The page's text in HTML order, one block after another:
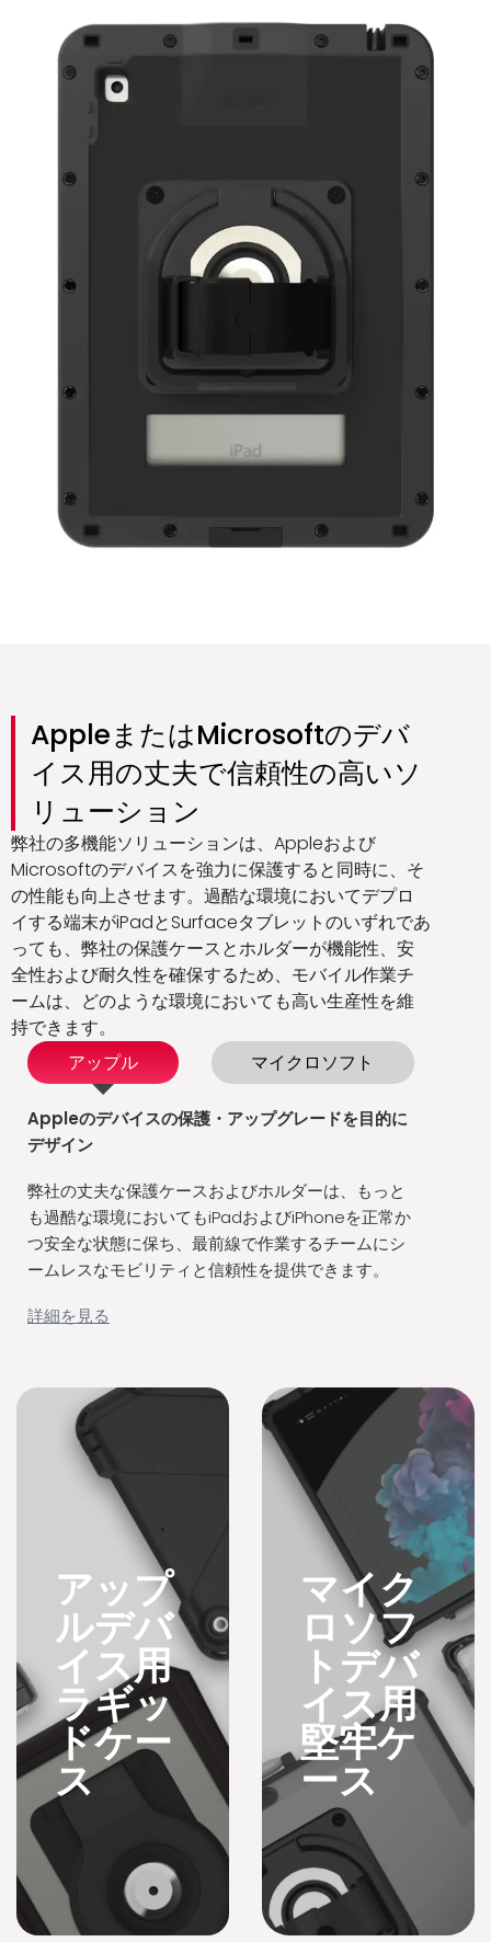
AppleまたはMicrosoftのデバ
イス用の丈夫で信頼性の高いソ
リューション
弊社の多機能ソリューションは、Appleおよび
Microsoftのデバイスを強力に保護すると同時に、そ
の性能も向上させます。過酷な環境においてデプロ
イする端末がiPadとSurfaceタブレットのいずれであ
っても、弊社の保護ケースとホルダーが機能性、安
全性および耐久性を確保するため、モバイル作業チ
ームは、どのような環境においても高い生産性を維
持できます。
アップル マイクロソフト
Appleのデバイスの保護・アップグレードを目的に
デザイン
弊社の丈夫な保護ケースおよびホルダーは、もっと
も過酷な環境においてもiPadおよびiPhoneを正常か
つ安全な状態に保ち、最前線で作業するチームにシ
ームレスなモビリティと信頼性を提供できます。
詳細を見る
アップ
ルデバ
イス用
ラギッ
ドケー
ス
アップルデ
は、Apple社製デバ
イス向けに高い保
護性能を持つソリ
ューションをカス
タマイズしてお
り、過酷な環境に
おいても安定した
職務遂行を可能に
し、最前線のモビ
リティを全面的に
強化しています。
クローズド型iOSア
ーキテクチャ、
ABM/MDMおよび
オンプレミス型AIを
結びつけ、専用の
SOPモデルを導入
して情報セキュリ
ティの強化およびIT
管理の簡素化を行
い、効率的で安定
した現場動作体系
の構築をサポート
マイク
ロソフ
トデバ
イス用
堅牢ケ
ース